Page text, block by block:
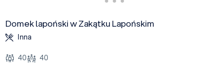
Domek lapoński w Zakątku Lapońskim
Inna
40 40